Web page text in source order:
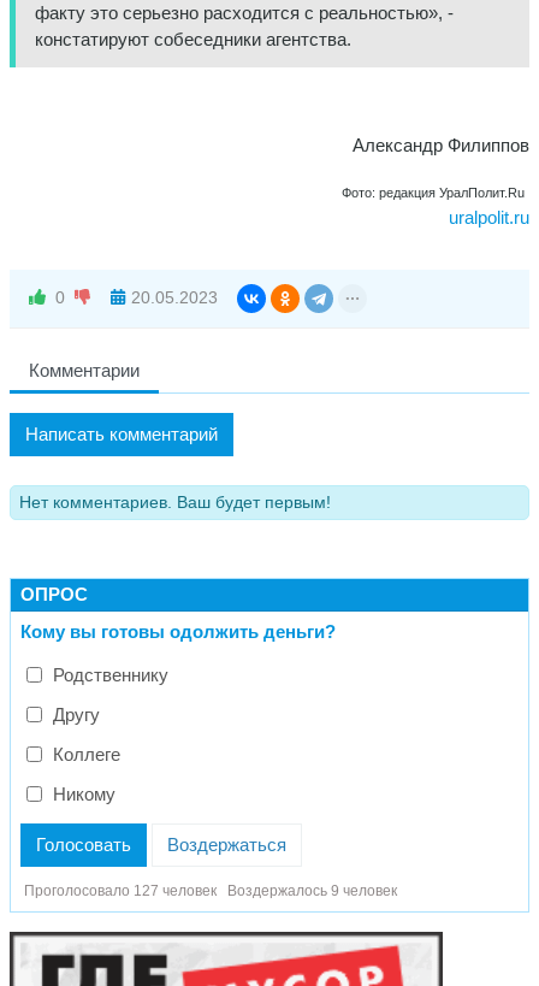
факту это серьезно расходится с реальностью», -
констатируют собеседники агентства.
Александр Филиппов
Фото: редакция УралПолит.Ru
uralpolit.ru
0 20.05.2023
Комментарии
Написать комментарий
Нет комментариев. Ваш будет первым!
ОПРОС
Кому вы готовы одолжить деньги?
Родственнику
Другу
Коллеге
Никому
Голосовать Воздержаться
Проголосовало 127 человек Воздержалось 9 человек